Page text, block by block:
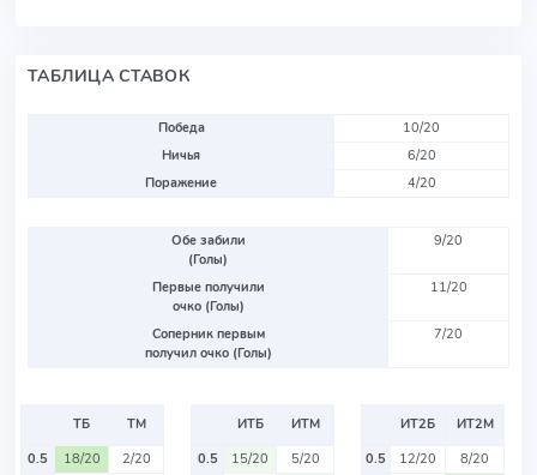
ТАБЛИЦА СТАВОК
Победа
10/20
Ничья
6/20
Поражение
4/20
Обе забили
(Голы)
9/20
Первые получили
очко (Голы)
11/20
Соперник первым
получил очко (Голы)
7/20
ТБ
ТМ
0.5
18/20
2/20
ИТБ
ИТМ
0.5
15/20
5/20
ИТ2Б
ИТ2М
0.5
12/20
8/20